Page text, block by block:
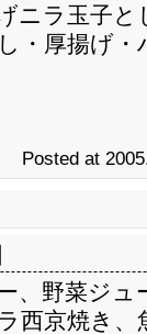
ニラ玉子と
・厚揚げ
Posted at
、野菜ジュ
西京焼き